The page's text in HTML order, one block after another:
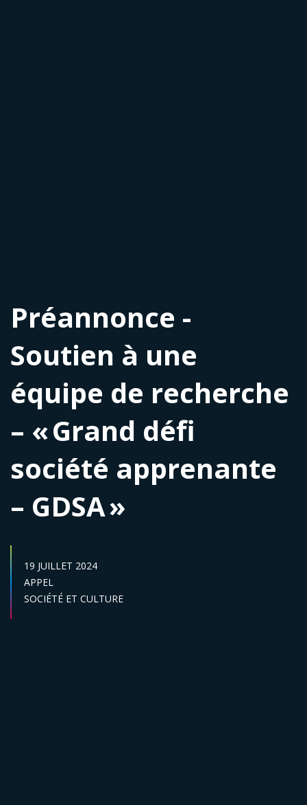
Préannonce -
Soutien à une
équipe de recherche
– « Grand défi
société apprenante
– GDSA »
DATE DE PUBLICATION :
19 JUILLET 2024
Catégories :
APPEL
Secteur :
SOCIÉTÉ ET CULTURE